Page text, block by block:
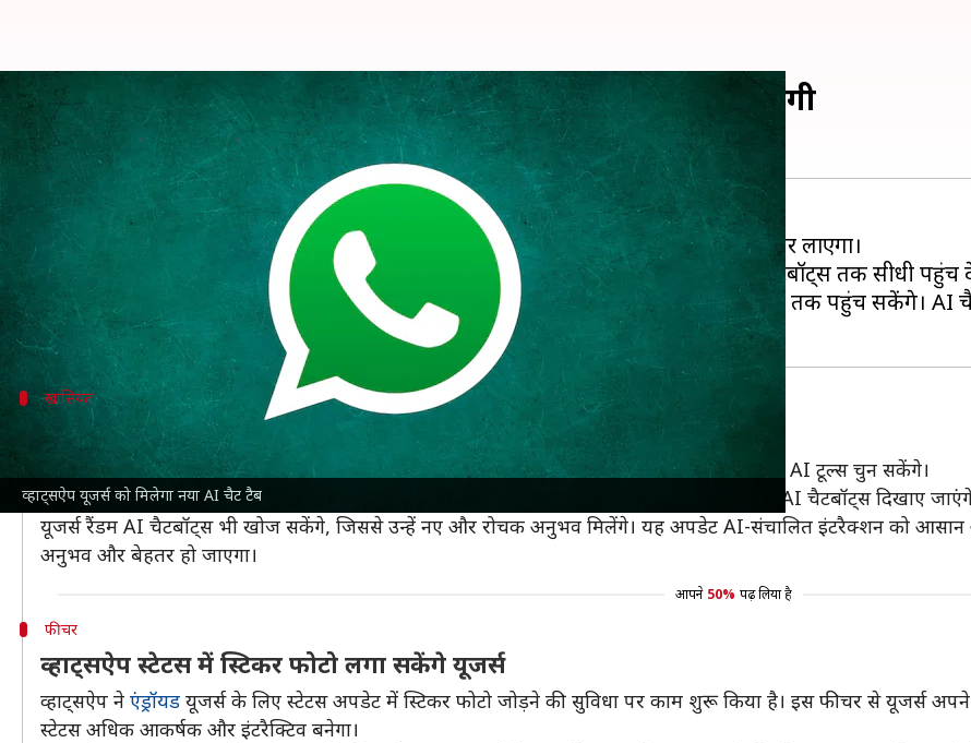
व्हाट्सऐप यूजर्स को मिलेगा नया AI चैट टैब
व्हाट्सऐप यूजर्स को मिलेगा नया AI चैट टैब, इस तरह होगा उपयोगी
लेखन बिश्वजीत कुमार Feb 13, 2025 11:04 am
क्या है खबर?
व्हाट्सऐप
एक AI चैट टैब पेश करने की तैयारी कर रही है, जो सभी AI सुविधाओं को एक ही स्थान पर लाएगा।
यह नया टैब नेविगेशन बार में मौजूद रहेगा और यूजर्स को मेटा और अन्य डेवलपर्स द्वारा बनाए गए चैटबॉट्स तक सीधी पहुंच
इस अपडेट में समुदाय टैब हटाया जाएगा, लेकिन यूजर अभी भी चैट सेक्शन के जरिए अपने समुदायों तक पहुंच सकेंगे। AI
खासियत
यूजर्स के लिए कैसे उपयोगी होगा?
इस नए AI चैट टैब के जरिए यूजर्स विभिन्न चैटबॉट्स से बातचीत कर पाएंगे और अपनी जरूरत के अनुसार AI टूल्स चुन सकेंगे।
व्हाट्सऐप एक ऐसा कैटलॉग तैयार कर रहा है, जिसमें सबसे लोकप्रिय और अधिक उपयोग किए जाने वाले AI चैटबॉट्स दिखाए
यूजर्स रैंडम AI चैटबॉट्स भी खोज सकेंगे, जिससे उन्हें नए और रोचक अनुभव मिलेंगे। यह अपडेट AI-संचालित इंटरैक्शन को आसान
अनुभव और बेहतर हो जाएगा।
आपने 50% पढ़ लिया है
फीचर
व्हाट्सऐप स्टेटस में स्टिकर फोटो लगा सकेंगे यूजर्स
व्हाट्सऐप ने एंड्रॉयड यूजर्स के लिए स्टेटस अपडेट में स्टिकर फोटो जोड़ने की सुविधा पर काम शुरू किया है। इस फीचर से यूजर्स
स्टेटस अधिक आकर्षक और इंटरैक्टिव बनेगा।